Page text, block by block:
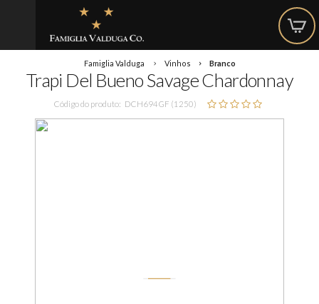
Famiglia Valduga Vinhos Branco
Trapi Del Bueno Savage Chardonnay
Código do produto: DCH694GF (1250)